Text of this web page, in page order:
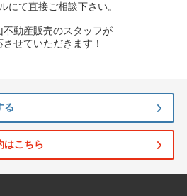
にて直接ご相談下さい。
不動産販売のスタッフが
せていただきます！
る
はこちら